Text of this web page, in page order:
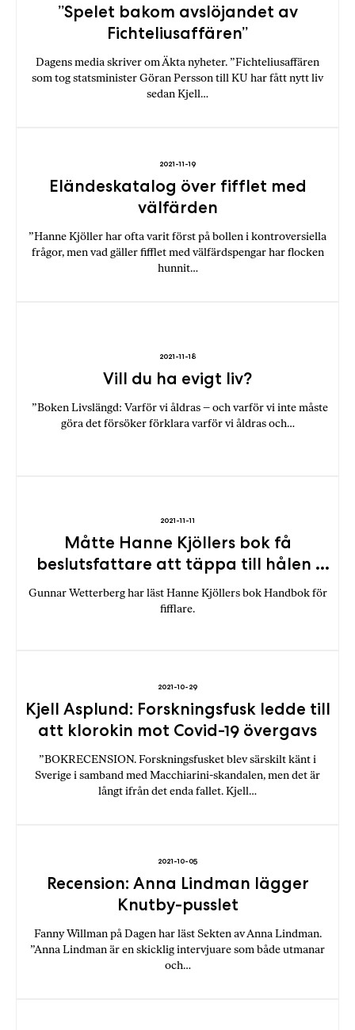
”Spelet bakom avslöjandet av
Fichteliusaffären”
Dagens media skriver om Äkta nyheter. ”Fichteliusaffären
som tog statsminister Göran Persson till KU har fått nytt liv
sedan Kjell…
2021-11-19
Eländeskatalog över fifflet med
välfärden
”Hanne Kjöller har ofta varit först på bollen i kontroversiella
frågor, men vad gäller fifflet med välfärdspengar har flocken
hunnit…
2021-11-18
Vill du ha evigt liv?
”Boken Livslängd: Varför vi åldras – och varför vi inte måste
göra det försöker förklara varför vi åldras och…
2021-11-11
Måtte Hanne Kjöllers bok få
beslutsfattare att täppa till hålen i
välfärdssystemen
Gunnar Wetterberg har läst Hanne Kjöllers bok Handbok för
fifflare.
2021-10-29
Kjell Asplund: Forskningsfusk ledde till
att klorokin mot Covid-19 övergavs
”BOKRECENSION. Forskningsfusket blev särskilt känt i
Sverige i samband med Macchiarini-skandalen, men det är
långt ifrån det enda fallet. Kjell…
2021-10-05
Recension: Anna Lindman lägger
Knutby-pusslet
Fanny Willman på Dagen har läst Sekten av Anna Lindman.
”Anna Lindman är en skicklig intervjuare som både utmanar
och…